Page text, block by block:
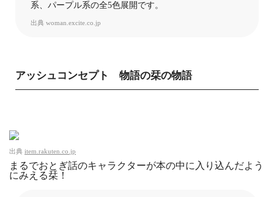
系、パープル系の全5色展開です。
出典 woman.excite.co.jp
アッシュコンセプト 物語の栞の物語
出典 item.rakuten.co.jp
まるでおとぎ話のキャラクターが本の中に入り込んだよう
にみえる栞！